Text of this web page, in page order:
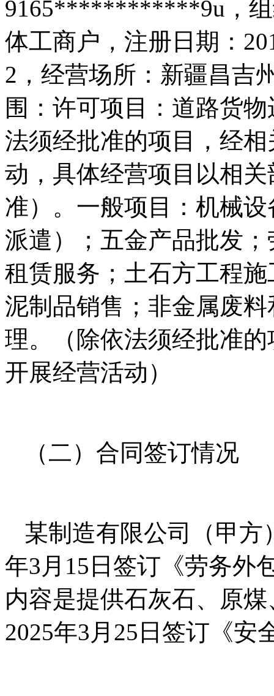
9165************9u，组
体工商户，注册日期：
2，经营场所：新疆昌吉
围：许可项目：道路货
法须经批准的项目，经
动，具体经营项目以相
准）。一般项目：机械
派遣）；五金产品批发
租赁服务；土石方工程
泥制品销售；非金属废
理。（除依法须经批准
开展经营活动）
（二）合同签订情况
某制造有限公司（甲方
年3月15日签订《劳务外
内容是提供石灰石、原
2025年3月25日签订《安